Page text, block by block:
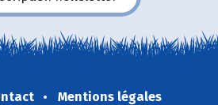
Mentions légales